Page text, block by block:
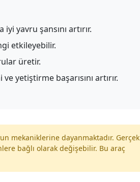
yavru şansını artırır.
etkileyebilir.
üretir.
yetiştirme başarısını artırır.
mekaniklerine dayanmaktadır. Gerçek
bağlı olarak değişebilir. Bu araç